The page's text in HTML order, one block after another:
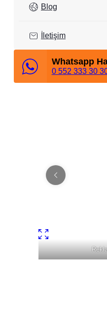
Blog
İletişim
Whatsapp
0 552 333 30